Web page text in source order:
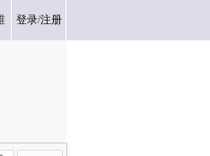
登录/注册